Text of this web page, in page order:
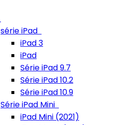
série iPad
iPad 3
iPad
Série iPad 9.7
Série iPad 10.2
Série iPad 10.9
Série iPad Mini
iPad Mini (2021)